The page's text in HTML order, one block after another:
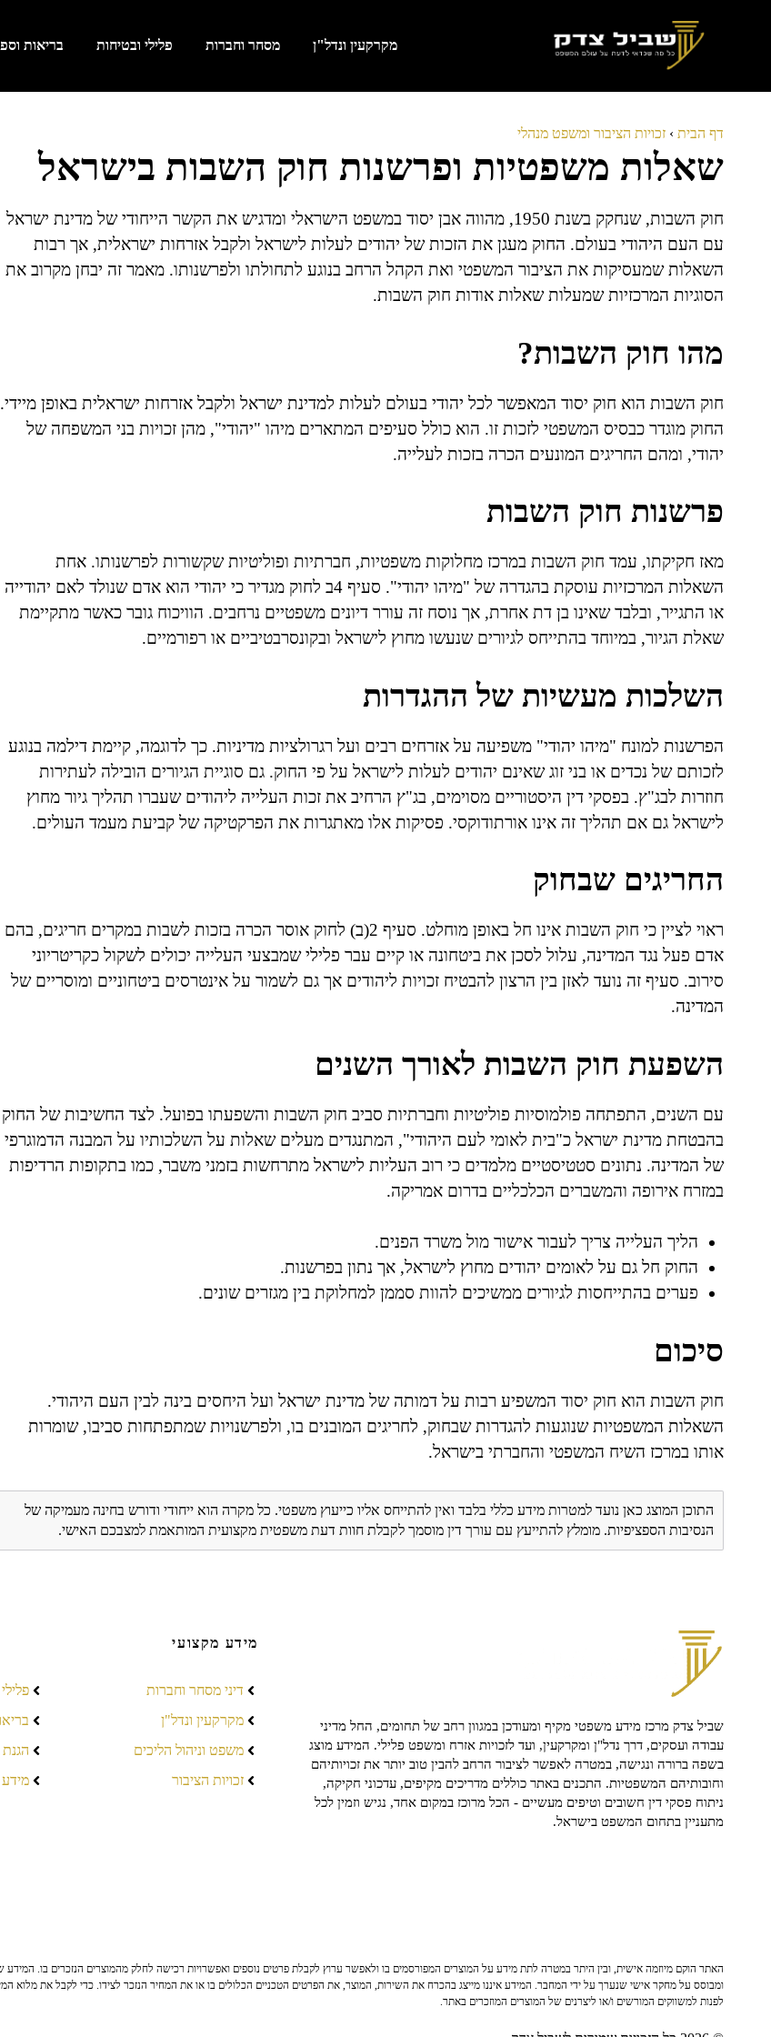
מקרקעין ונדל"ן מסחר וחברות פלילי ובטיחות בריאות
דף הבית › זכויות הציבור ומשפט מנהלי
שאלות משפטיות ופרשנות חוק השבות בישראל
חוק השבות, שנחקק בשנת 1950, מהווה אבן יסוד במשפט הישראלי ומדגיש את הקשר הייחודי של מדינת ישראל
עם העם היהודי בעולם. החוק מעגן את הזכות של יהודים לעלות לישראל ולקבל אזרחות ישראלית, אך רבות
השאלות שמעסיקות את הציבור המשפטי ואת הקהל הרחב בנוגע לתחולתו ולפרשנותו. מאמר זה יבחן מקרוב את
הסוגיות המרכזיות שמעלות שאלות אודות חוק השבות.
מהו חוק השבות?
חוק השבות הוא חוק יסוד המאפשר לכל יהודי בעולם לעלות למדינת ישראל ולקבל אזרחות ישראלית באופן מיידי.
החוק מוגדר כבסיס המשפטי לזכות זו. הוא כולל סעיפים המתארים מיהו "יהודי", מהן זכויות בני המשפחה של
יהודי, ומהם החריגים המונעים הכרה בזכות לעלייה.
פרשנות חוק השבות
מאז חקיקתו, עמד חוק השבות במרכז מחלוקות משפטיות, חברתיות ופוליטיות שקשורות לפרשנותו. אחת
השאלות המרכזיות עוסקת בהגדרה של "מיהו יהודי". סעיף 4ב לחוק מגדיר כי יהודי הוא אדם שנולד לאם יהודייה
או התגייר, ובלבד שאינו בן דת אחרת, אך נוסח זה עורר דיונים משפטיים נרחבים. הוויכוח גובר כאשר מתקיימת
שאלת הגיור, במיוחד בהתייחס לגיורים שנעשו מחוץ לישראל ובקונסרבטיביים או רפורמיים.
השלכות מעשיות של ההגדרות
הפרשנות למונח "מיהו יהודי" משפיעה על אזרחים רבים ועל רגרולציות מדיניות. כך לדוגמה, קיימת דילמה בנוגע
לזכותם של נכדים או בני זוג שאינם יהודים לעלות לישראל על פי החוק. גם סוגיית הגיורים הובילה לעתירות
חוזרות לבג"ץ. בפסקי דין היסטוריים מסוימים, בג"ץ הרחיב את זכות העלייה ליהודים שעברו תהליך גיור מחוץ
לישראל גם אם תהליך זה אינו אורתודוקסי. פסיקות אלו מאתגרות את הפרקטיקה של קביעת מעמד העולים.
החריגים שבחוק
ראוי לציין כי חוק השבות אינו חל באופן מוחלט. סעיף 2(ב) לחוק אוסר הכרה בזכות לשבות במקרים חריגים, בהם
אדם פעל נגד המדינה, עלול לסכן את ביטחונה או קיים עבר פלילי שמבצעי העלייה יכולים לשקול כקריטריוני
סירוב. סעיף זה נועד לאזן בין הרצון להבטיח זכויות ליהודים אך גם לשמור על אינטרסים ביטחוניים ומוסריים של
המדינה.
השפעת חוק השבות לאורך השנים
עם השנים, התפתחה פולמוסיות פוליטיות וחברתיות סביב חוק השבות והשפעתו בפועל. לצד החשיבות של החוק
בהבטחת מדינת ישראל כ"בית לאומי לעם היהודי", המתנגדים מעלים שאלות על השלכותיו על המבנה הדמוגרפי
של המדינה. נתונים סטטיסטיים מלמדים כי רוב העליות לישראל מתרחשות בזמני משבר, כמו בתקופות הרדיפות
במזרח אירופה והמשברים הכלכליים בדרום אמריקה.
הליך העלייה צריך לעבור אישור מול משרד הפנים.
החוק חל גם על לאומים יהודים מחוץ לישראל, אך נתון בפרשנות.
פערים בהתייחסות לגיורים ממשיכים להוות סממן למחלוקת בין מגזרים שונים.
סיכום
חוק השבות הוא חוק יסוד המשפיע רבות על דמותה של מדינת ישראל ועל היחסים בינה לבין העם היהודי.
השאלות המשפטיות שנוגעות להגדרות שבחוק, לחריגים המובנים בו, ולפרשנויות שמתפתחות סביבו, שומרות
אותו במרכז השיח המשפטי והחברתי בישראל.
התוכן המוצג כאן נועד למטרות מידע כללי בלבד ואין להתייחס אליו כייעוץ משפטי. כל מקרה הוא ייחודי ודורש בחינה מעמיקה של
הנסיבות הספציפיות. מומלץ להתייעץ עם עורך דין מוסמך לקבלת חוות דעת משפטית מקצועית המותאמת למצבכם האישי.
שביל צדק מרכז מידע משפטי מקיף ומעודכן במגוון רחב של תחומים, החל מדיני
עבודה ועסקים, דרך נדל"ן ומקרקעין, ועד לזכויות אזרח ומשפט פלילי. המידע מוצג
בשפה ברורה ונגישה, במטרה לאפשר לציבור הרחב להבין טוב יותר את זכויותיהם
וחובותיהם המשפטיות. התכנים באתר כוללים מדריכים מקיפים, עדכוני חקיקה,
ניתוח פסקי דין חשובים וטיפים מעשיים - הכל מרוכז במקום אחד, נגיש וזמין לכל
מתעניין בתחום המשפט בישראל.
מידע מקצועי
דיני מסחר וחברות
מקרקעין ונדל"ן
משפט וניהול הליכים
זכויות הציבור
האתר הוקם מיוזמה אישית, ובין היתר במטרה לתת מידע על המוצרים המפורסמים בו ולאפשר ערוץ לקבלת פרטים נוספים ואפשרויות רכישה לחלק מהמוצרים הנזכרים בו. המידע
ומבוסס על מחקר אישי שנערך על ידי המחבר. המידע איננו מייצג בהכרח את השירות, המוצר, את הפרטים הטכניים הכלולים בו או את המחיר הנזכר לצידו. כדי לקבל את מלוא
לפנות למשווקים המורשים ו/או ליצרנים של המוצרים המוזכרים באתר.